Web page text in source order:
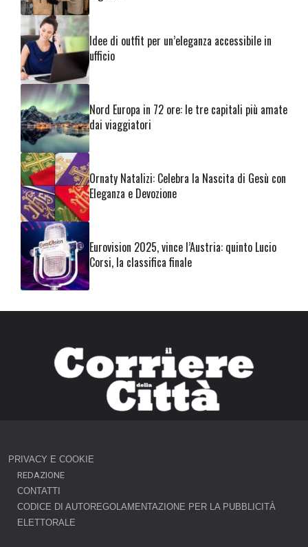
Idee di outfit per un’eleganza accessibile in
ufficio
Nord Europa in 72 ore: le tre capitali più amate
dai viaggiatori
Ornaty Natalizi: Celebra la Nascita di Gesù con
Eleganza e Devozione
Eurovision 2025, vince l’Austria: quinto Lucio
Corsi, la classifica finale
PRIVACY E COOKIE
REDAZIONE
CONTATTI
CODICE DI AUTOREGOLAMENTAZIONE PER LA PUBBLICITÀ
ELETTORALE